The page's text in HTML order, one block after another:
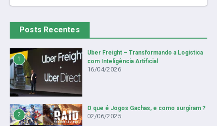
Posts Recentes
1
Uber Freight – Transformando a Logística
com Inteligência Artificial
16/04/2026
2
O que é Jogos Gachas, e como surgiram ?
02/06/2025